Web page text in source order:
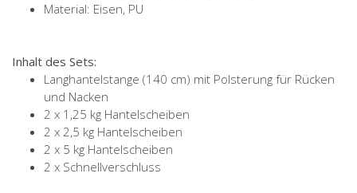
Material: Eisen, PU
Inhalt des Sets:
Langhantelstange (140 cm) mit Polsterung für Rücken
und Nacken
2 x 1,25 kg Hantelscheiben
2 x 2,5 kg Hantelscheiben
2 x 5 kg Hantelscheiben
2 x Schnellverschluss